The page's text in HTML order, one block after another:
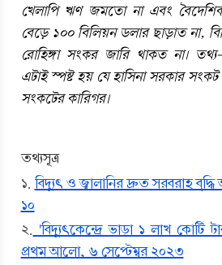
খেলাপি ঋণ জমতো না এবং
বেড়ে ১০০ বিলিয়ন ডলার ছাড়াত না,
রোহিঙ্গা সংকর জারি থাকত না।
এটাই স্পষ্ট হয় যে হাসিনা সরকার সংকট
সংকটের কারিগর।
তথ্যসূত্র
১. বিদ্যুৎ ও জ্বালানির দ্রুত সরবরাহ
১০
২. 'বিদ্যুৎকেন্দ্রে ভাড়া ১ লাখ
প্রথম আলো, ৬ সেপ্টেম্বর ২০২৩